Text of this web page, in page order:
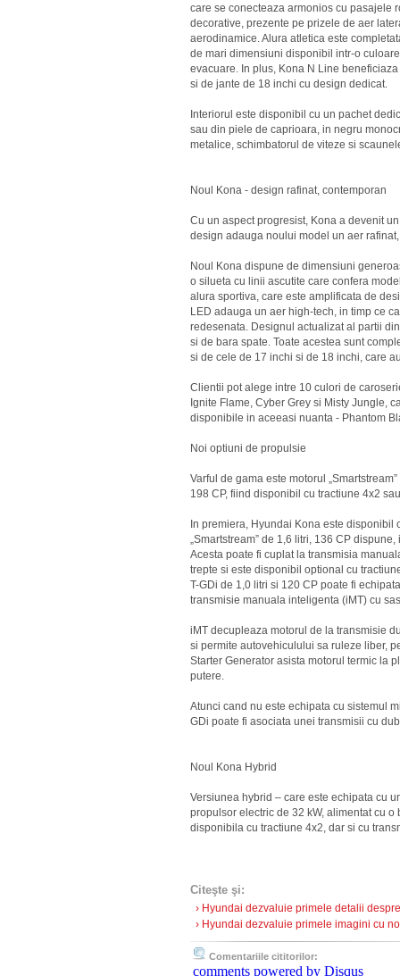
care se conecteaza armonios cu pasajele
decorative, prezente pe prizele de aer
aerodinamice. Alura atletica este
de mari dimensiuni disponibil intr-o
evacuare. In plus, Kona N Line
si de jante de 18 inchi cu design dedicat.
Interiorul este disponibil cu un pachet
sau din piele de caprioara, in negru
metalice, schimbatorul de viteze si
Noul Kona - design rafinat, contemporan
Cu un aspect progresist, Kona a devenit
design adauga noului model un aer
Noul Kona dispune de dimensiuni
o silueta cu linii ascutite care confera
alura sportiva, care este amplificata de
LED adauga un aer high-tech, in timp ce
redesenata. Designul actualizat al partii
si de bara spate. Toate acestea sunt
si de cele de 17 inchi si de 18 inchi, care
Clientii pot alege intre 10 culori de
Ignite Flame, Cyber Grey si Misty Jungle,
disponibile in aceeasi nuanta - Phantom
Noi optiuni de propulsie
Varful de gama este motorul
198 CP, fiind disponibil cu tractiune 4x2
In premiera, Hyundai Kona este
„Smartstream” de 1,6 litri, 136 CP
Acesta poate fi cuplat la transmisia
trepte si este disponibil optional cu
T-GDi de 1,0 litri si 120 CP poate fi
transmisie manuala inteligenta (iMT) cu
iMT decupleaza motorul de la transmisie
si permite autovehiculului sa ruleze liber,
Starter Generator asista motorul termic la
putere.
Atunci cand nu este echipata cu sistemul
GDi poate fi asociata unei transmisii cu
Noul Kona Hybrid
Versiunea hybrid – care este echipata cu
propulsor electric de 32 kW, alimentat cu
disponibila cu tractiune 4x2, dar si cu
Citeşte şi:
› Hyundai dezvaluie primele detalii
› Hyundai dezvaluie primele imagini cu
Comentariile cititorilor:
comments powered by Disqus